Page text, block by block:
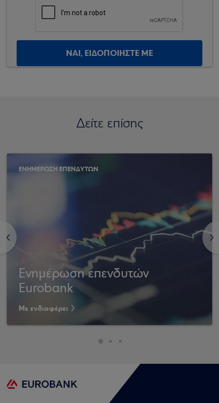
ΝΑΙ, ΕΙΔΟΠΟΙΗΣΤΕ ΜΕ
Δείτε επίσης
<
ΕΝΗΜΕΡΩΣΗ ΕΠΕΝΔΥΤΩΝ
Ενημέρωση επενδυτών
Eurobank
Με ενδιαφέρει
>